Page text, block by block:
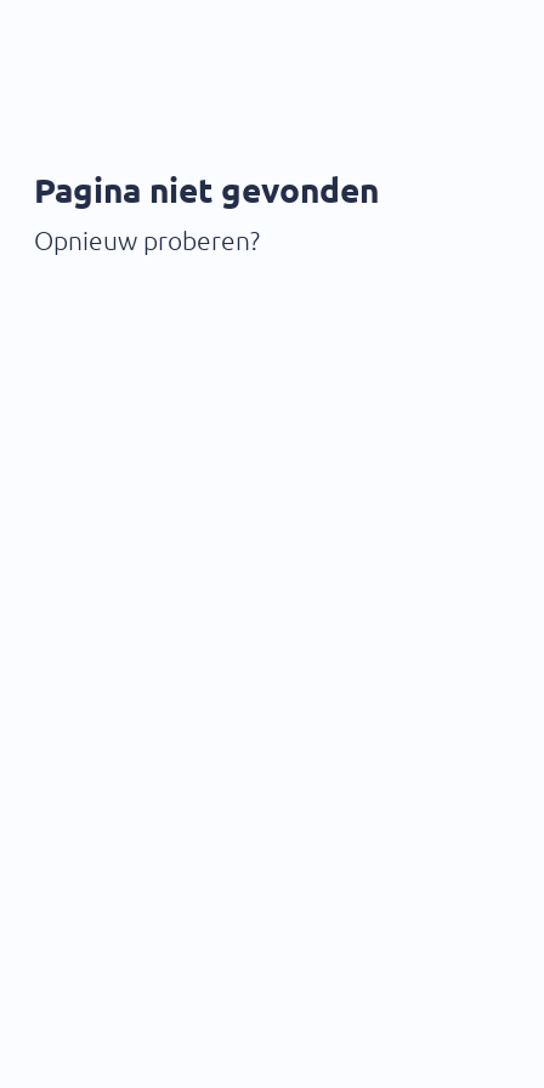
Pagina niet gevonden
Opnieuw proberen?